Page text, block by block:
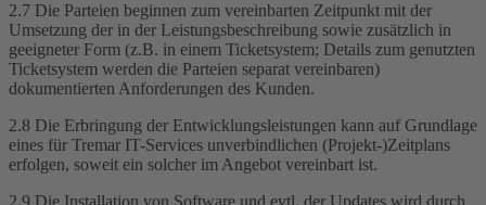
2.7 Die Parteien beginnen zum vereinbarten Zeitpunkt mit der
Umsetzung der in der Leistungsbeschreibung sowie zusätzlich in
geeigneter Form (z.B. in einem Ticketsystem; Details zum genutzten
Ticketsystem werden die Parteien separat vereinbaren)
dokumentierten Anforderungen des Kunden.
2.8 Die Erbringung der Entwicklungsleistungen kann auf Grundlage
eines für Tremar IT-Services unverbindlichen (Projekt-)Zeitplans
erfolgen, soweit ein solcher im Angebot vereinbart ist.